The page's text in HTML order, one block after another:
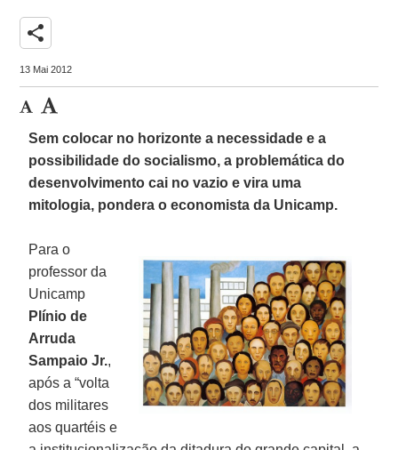
share
13 Mai 2012
Sem colocar no horizonte a necessidade e a
possibilidade do socialismo, a problemática do
desenvolvimento cai no vazio e vira uma
mitologia, pondera o economista da Unicamp.
Para o
professor da
Unicamp
Plínio de
Arruda
Sampaio Jr.,
após a “volta
dos militares
aos quartéis e